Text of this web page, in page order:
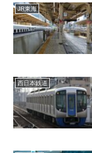
JR東海
西日本鉄道